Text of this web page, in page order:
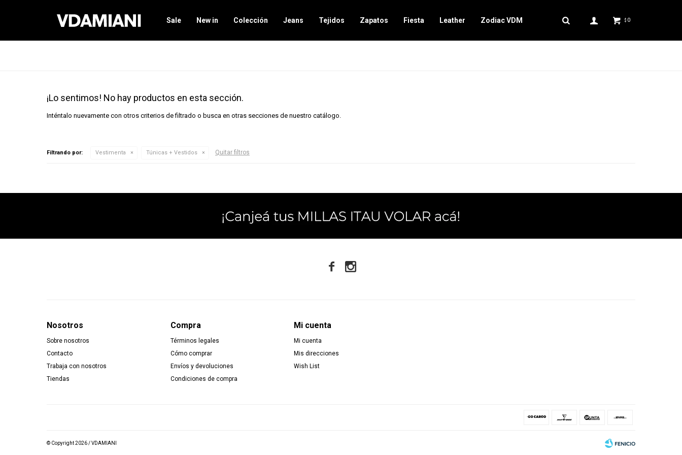
Sale New in Colección Jeans Tejidos Zapatos Fiesta Leather Zodiac VDM $ 0
¡Lo sentimos! No hay productos en esta sección.
Inténtalo nuevamente con otros criterios de filtrado o busca en otras secciones de nuestro catálogo.
Filtrando por: Vestimenta Túnicas + Vestidos Quitar filtros
Nosotros
Sobre nosotros
Contacto
Trabaja con nosotros
Tiendas
Compra
Términos legales
Cómo comprar
Envíos y devoluciones
Condiciones de compra
Mi cuenta
Mi cuenta
Mis direcciones
Wish List
 
© Copyright 2026 / VDAMIANI